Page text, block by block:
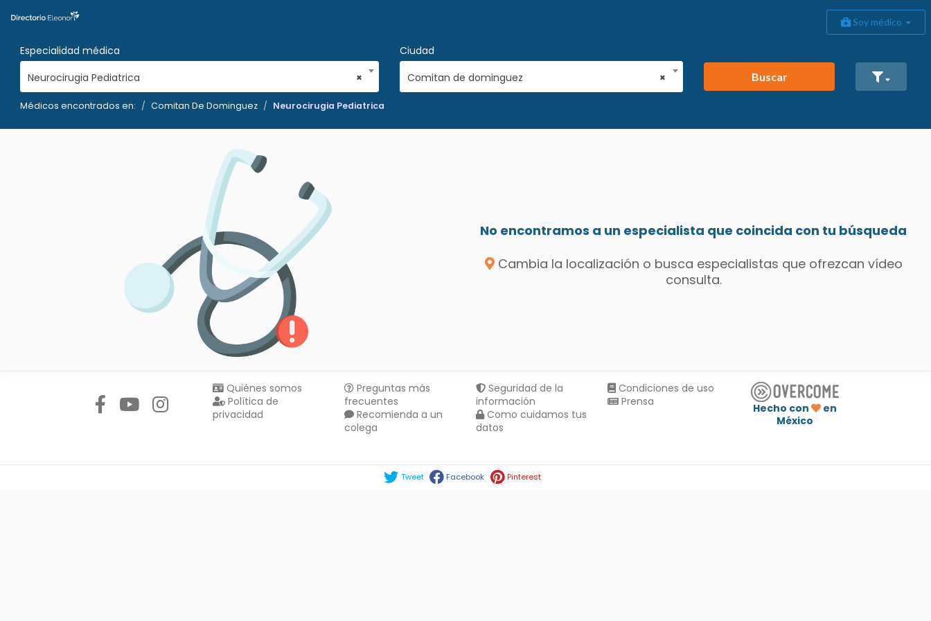
Soy médico
Especialidad médica
×
Neurocirugia Pediatrica
Ciudad
×
Comitan de dominguez Buscar
Médicos encontrados en: Comitan De Dominguez Neurocirugia Pediatrica
No encontramos a un especialista que coincida con tu búsqueda
Cambia la localización o busca especialistas que ofrezcan vídeo
consulta.
Quiénes somos
Política de
privacidad
Preguntas más
frecuentes
Recomienda a un
colega
Seguridad de la
información
Como cuidamos tus
datos
Condiciones de uso
Prensa
Hecho con
en
México
Tweet Facebook Pinterest